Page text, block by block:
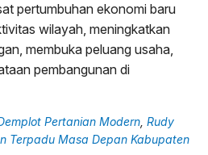
pertumbuhan ekonomi baru
wilayah, meningkatkan
membuka peluang usaha,
pembangunan di
Pertanian Modern Rudy
Terpadu Masa Depan Kabupaten